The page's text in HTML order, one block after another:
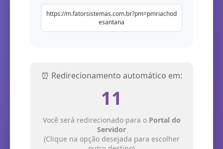
https://m.fatorsistemas.com.br?pm=pmriachod
esantana
⏰ Redirecionamento automático em:
11
Você será redirecionado para o Portal do
Servidor
(Clique na opção desejada para escolher